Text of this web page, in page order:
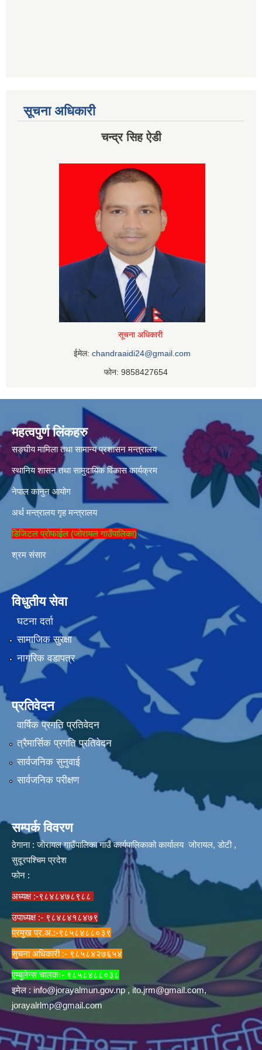
सूचना अधिकारी
चन्द्र सिह ऐडी
सूचना अधिकारी
ईमेल: chandraaidi24@gmail.com
फोन: 9858427654
महत्वपुर्ण लिंकहरु
सङ्घीय मामिला तथा सामान्य प्रशासन मन्त्रालय
स्थानिय शासन तथा सामुदायिक विकास कार्यक्रम
नेपाल कानुन आयोग
अर्थ मन्त्रालय गृह मन्त्रालय
डिजिटल प्रोफाईल (जोरायल गाउँपालिका)
श्रम संसार
विधुतीय सेवा
घटना दर्ता
सामाजिक सुरक्षा
नागरिक वडापत्र
प्रतिवेदन
वार्षिक प्रगति प्रतिवेदन
त्रैमार्सिक प्रगति प्रतिवेदन
सार्वजनिक सुनुवाई
सार्वजनिक परीक्षण
सम्पर्क विवरण
ठेगाना : जोरायल गाउँपालिका गाउँ कार्यपालिकाको कार्यालय जोरायल, डोटी ,
सुदूरपश्चिम प्रदेश
फोन :
अध्यक्ष :-९८४८४७८९८८
उपाध्यक्ष :- ९८४८४१८४७९
प्रमुख प्र.अ.:-९८५८४८८०३९
सुचना अधिकारी :- ९८५८४२७६५४
एम्बुलेन्स चालकः- ९८५८४८८०३८
इमेल : info@jorayalmun.gov.np, ito.jrm@gmail.com,
jorayalrlmp@gmail.com